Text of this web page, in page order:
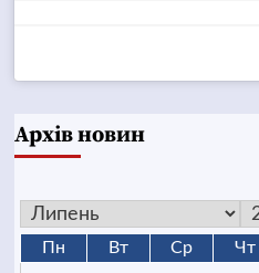
Архів новин
Пн Вт Ср Чт